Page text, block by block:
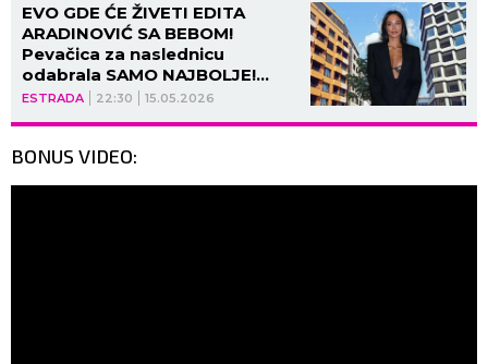
ESTRADA 22:30 15.05.2026
EVO GDE ĆE ŽIVETI EDITA
ARADINOVIĆ SA BEBOM!
Pevačica za naslednicu
odabrala SAMO NAJBOLJE!
(GALERIJA)
BONUS VIDEO: